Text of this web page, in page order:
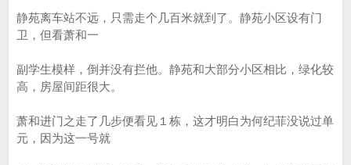
静苑离车站不远，只需走个几百米就到了。静苑小区设有门
卫，但看萧和一
副学生模样，倒并没有拦他。静苑和大部分小区相比，绿化较
高，房屋间距很大。
萧和进门之走了几步便看见１栋，这才明白为何纪菲没说过单
元，因为这一号就